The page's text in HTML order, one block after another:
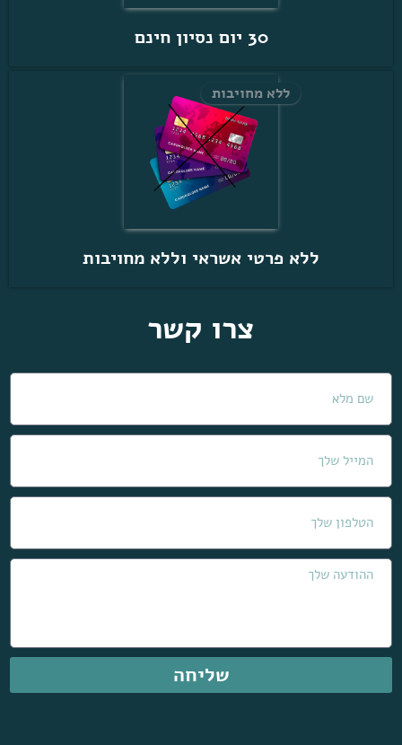
30 יום נסיון חינם
ללא פרטי אשראי וללא מחויבות
ללא מחויבות
צרו קשר
שליחה